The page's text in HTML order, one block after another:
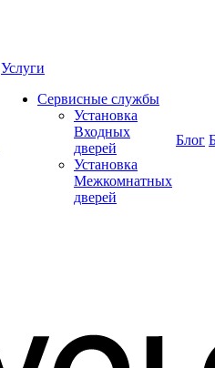
Услуги
Сервисные службы
Установка
Входных
дверей
Установка
Межкомнатных
дверей
Блог